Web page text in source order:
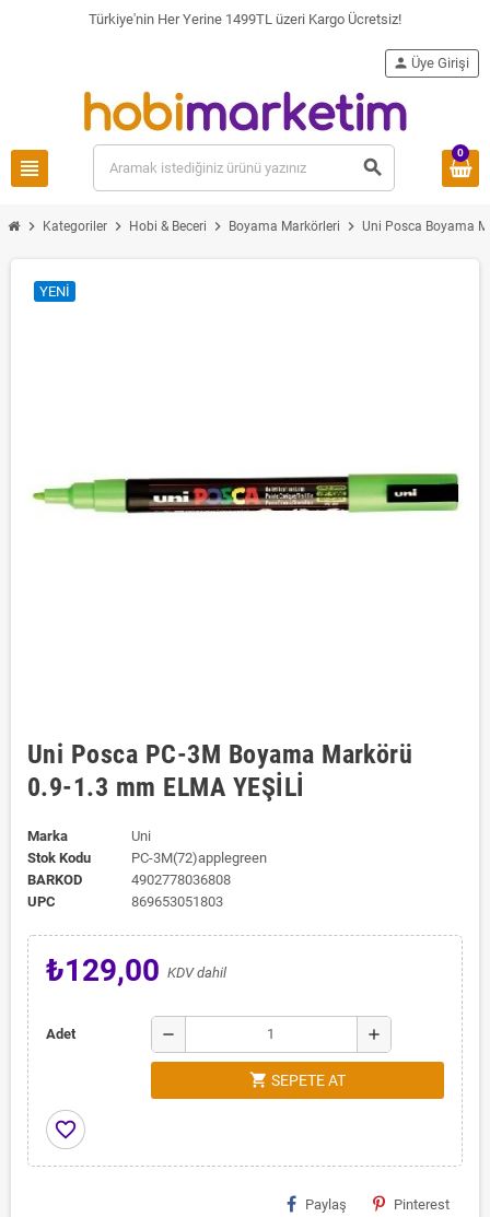
Türkiye'nin Her Yerine 1499TL üzeri Kargo Ücretsiz!
view_headline search
person Üye Girişi
0
chevron_right Kategoriler chevron_right Hobi & Beceri chevron_right Boyama Markörleri chevron_right Uni Posca Boyama
YENI
Uni Posca PC-3M Boyama Markörü
0.9-1.3 mm ELMA YEŞİLİ
Marka
Uni
Stok Kodu
PC-3M(72)applegreen
BARKOD
4902778036808
UPC
869653051803
₺129,00 KDV dahil
Adet remove add
shopping_cart SEPETE AT
favorite_border
Paylaş Pinterest